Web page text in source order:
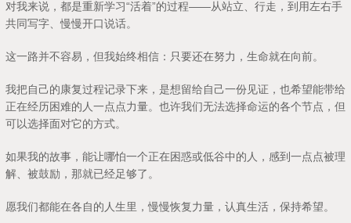
对我来说，都是重新学习“活着”的过程——从站立、行走，到用左右手
共同写字、慢慢开口说话。
这一路并不容易，但我始终相信：只要还在努力，生命就在向前。
我把自己的康复过程记录下来，是想留给自己一份见证，也希望能带给
正在经历困难的人一点点力量。也许我们无法选择命运的各个节点，但
可以选择面对它的方式。
如果我的故事，能让哪怕一个正在困惑或低谷中的人，感到一点点被理
解、被鼓励，那就已经足够了。
愿我们都能在各自的人生里，慢慢恢复力量，认真生活，保持希望。